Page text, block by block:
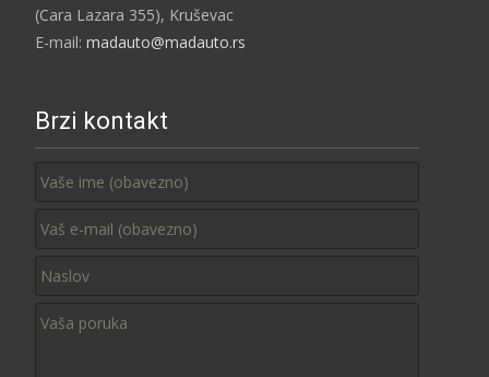
(Cara Lazara 355), Kruševac
E-mail: madauto@madauto.rs
Brzi kontakt